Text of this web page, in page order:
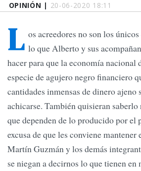
OPINIÓN | 20-06-2020 18:11
L os acreedores no son los
lo que Alberto y sus
hacer para que la economía nacional
especie de agujero negro financiero
cantidades inmensas de dinero ajeno
achicarse. También quisieran
que dependen de lo producido por el
excusa de que les conviene mantener
Martín Guzmán y los demás
se niegan a decirnos lo que tienen